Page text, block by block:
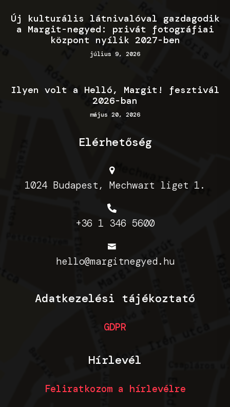
Új kulturális látnivalóval gazdagodik
a Margit-negyed: privát fotográfiai
központ nyílik 2027-ben
július 9, 2026
Ilyen volt a Helló, Margit! fesztivál
2026-ban
május 20, 2026
Elérhetőség
1024 Budapest, Mechwart liget 1.
+36 1 346 5600
hello@margitnegyed.hu
Adatkezelési tájékoztató
GDPR
Hírlevél
Feliratkozom a hírlevélre